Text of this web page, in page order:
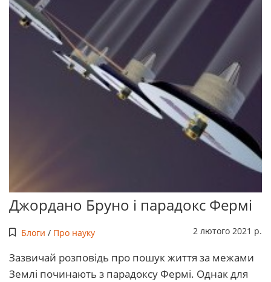
Джордано Бруно і парадокс Фермі
Блоги / Про науку 2 лютого 2021 р.
Зазвичай розповідь про пошук життя за межами
Землі починають з парадоксу Фермі. Однак для